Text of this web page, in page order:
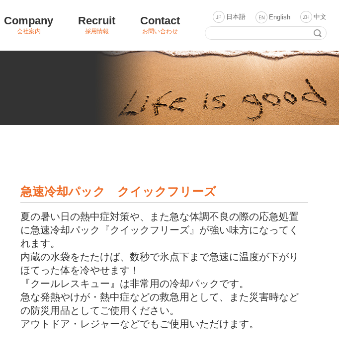
Company
会社案内
Recruit
採用情報
Contact
お問い合わせ
日本語 English 中文
急速冷却パック クイックフリーズ
夏の暑い日の熱中症対策や、また急な体調不良の際の応急処置
に急速冷却パック『クイックフリーズ』が強い味方になってく
れます。
内蔵の水袋をたたけば、数秒で氷点下まで急速に温度が下がり
ほてった体を冷やせます！
『クールレスキュー』は非常用の冷却パックです。
急な発熱やけが・熱中症などの救急用として、また災害時など
の防災用品としてご使用ください。
アウトドア・レジャーなどでもご使用いただけます。